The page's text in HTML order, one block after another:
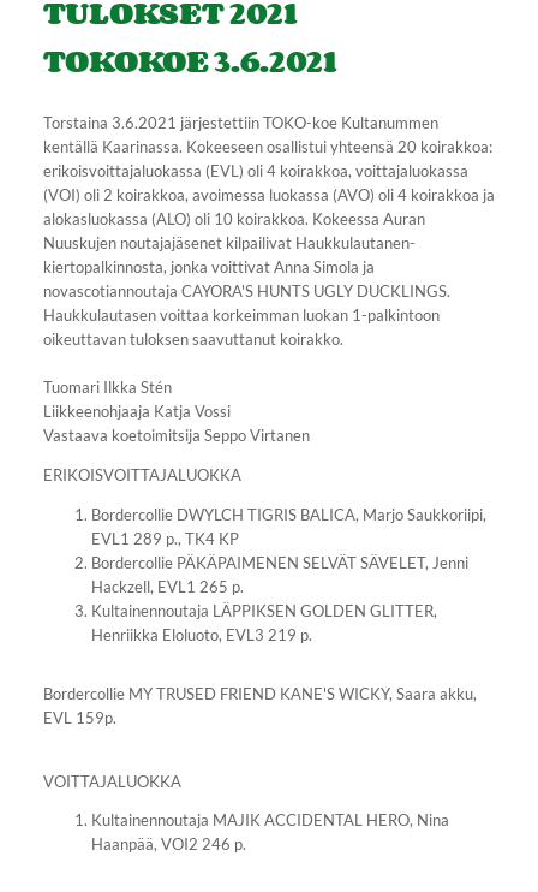
TULOKSET 2021
TOKOKOE 3.6.2021
Torstaina 3.6.2021 järjestettiin TOKO-koe Kultanummen
kentällä Kaarinassa. Kokeeseen osallistui yhteensä 20 koirakkoa:
erikoisvoittajaluokassa (EVL) oli 4 koirakkoa, voittajaluokassa
(VOI) oli 2 koirakkoa, avoimessa luokassa (AVO) oli 4 koirakkoa ja
alokasluokassa (ALO) oli 10 koirakkoa. Kokeessa Auran
Nuuskujen noutajajäsenet kilpailivat Haukkulautanen-
kiertopalkinnosta, jonka voittivat Anna Simola ja
novascotiannoutaja CAYORA'S HUNTS UGLY DUCKLINGS.
Haukkulautasen voittaa korkeimman luokan 1-palkintoon
oikeuttavan tuloksen saavuttanut koirakko.
Tuomari Ilkka Stén
Liikkeenohjaaja Katja Vossi
Vastaava koetoimitsija Seppo Virtanen
ERIKOISVOITTAJALUOKKA
Bordercollie DWYLCH TIGRIS BALICA, Marjo Saukkoriipi,
EVL1 289 p., TK4 KP
Bordercollie PÄKÄPAIMENEN SELVÄT SÄVELET, Jenni
Hackzell, EVL1 265 p.
Kultainennoutaja LÄPPIKSEN GOLDEN GLITTER,
Henriikka Eloluoto, EVL3 219 p.
Bordercollie MY TRUSED FRIEND KANE'S WICKY, Saara akku,
EVL 159p.
VOITTAJALUOKKA
Kultainennoutaja MAJIK ACCIDENTAL HERO, Nina
Haanpää, VOI2 246 p.